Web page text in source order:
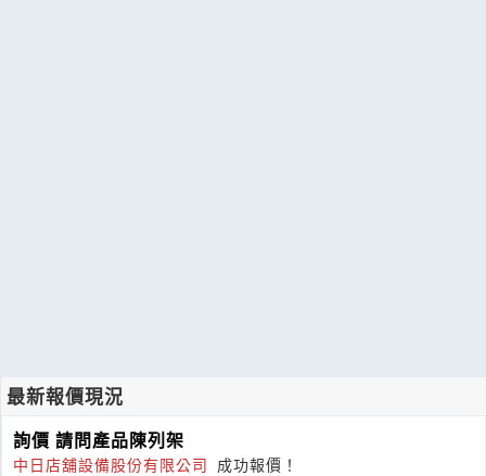
最新報價現況
詢價 請問產品陳列架
中日店舖設備股份有限公司 成功報價！